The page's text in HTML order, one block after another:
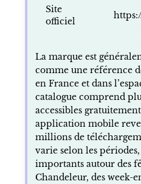
Site
officiel
La marque est
comme une référence
en France et dans
catalogue comprend
accessibles
application mobile
millions de
varie selon les
importants autour des
Chandeleur, des week-